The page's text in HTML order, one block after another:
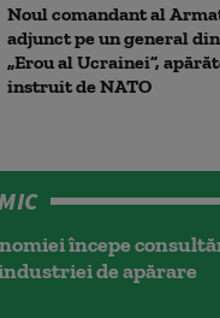
Noul comandant al
adjunct pe un general
„Erou al Ucrainei”,
instruit de NATO
începe
de apărare